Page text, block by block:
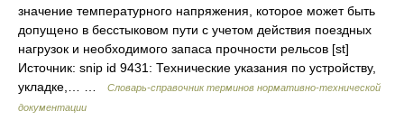
значение температурного напряжения, которое может быть
допущено в бесстыковом пути с учетом действия поездных
нагрузок и необходимого запаса прочности рельсов [st]
Источник: snip id 9431: Технические указания по устройству,
укладке,… …
Словарь-справочник терминов нормативно-технической
документации